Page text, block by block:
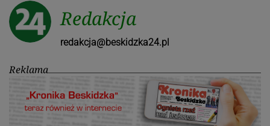
Redakcja
redakcja@beskidzka24.pl
Reklama